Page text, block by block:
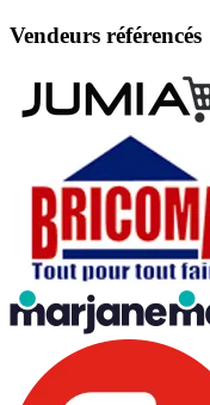
Vendeurs référencés